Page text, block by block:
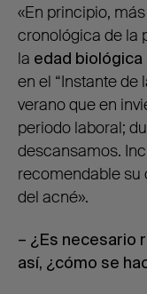
«En principio,
cronológica de la
la edad
en el “Instante de
verano que en
periodo laboral;
descansamos.
recomendable su
del acné».
– ¿Es necesario
así, ¿cómo se